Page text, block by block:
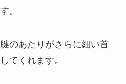
。
のあたりがさらに細い首
てくれます。